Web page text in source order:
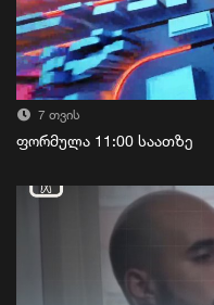
7 თვის
ფორმულა 11:00 საათზე